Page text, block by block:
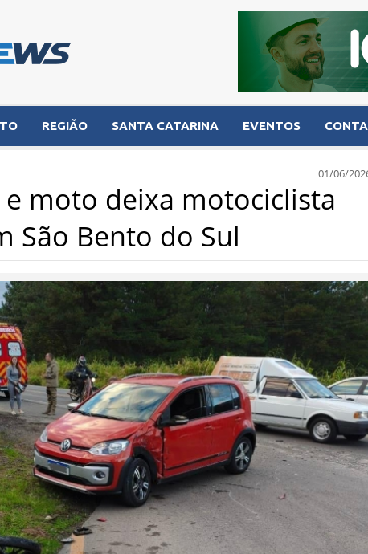
REGIÃO SANTA CATARINA EVENTOS
01/06/
moto deixa motociclista
São Bento do Sul